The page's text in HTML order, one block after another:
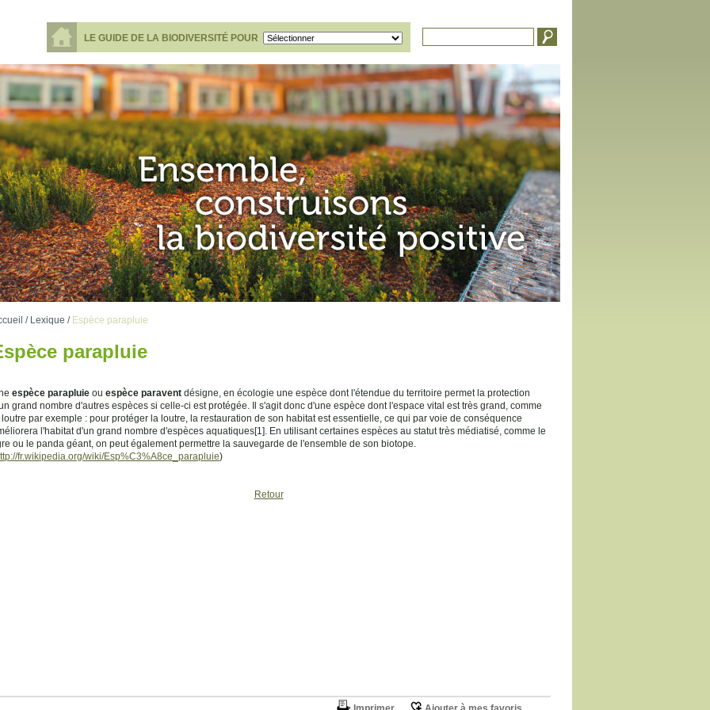
LE GUIDE DE LA BIODIVERSITÉ POUR
/ Lexique /Espèce parapluie
parapluie
espèce parapluie ou espèce paravent désigne, en écologie une espèce dont l'étendue du territoire permet la protection
grand nombre d'autres espèces si celle-ci est protégée. Il s'agit donc d'une espèce dont l'espace vital est très grand, comme
par exemple : pour protéger la loutre, la restauration de son habitat est essentielle, ce qui par voie de conséquence
l'habitat d'un grand nombre d'espèces aquatiques[1]. En utilisant certaines espèces au statut très médiatisé, comme le
ou le panda géant, on peut également permettre la sauvegarde de l'ensemble de son biotope.
fr.wikipedia.org/wiki/Esp%C3%A8ce_parapluie)
Retour